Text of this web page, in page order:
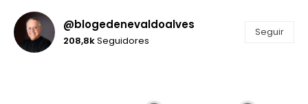
@blogedenevaldoalves
208,8kSeguidores
Seguir